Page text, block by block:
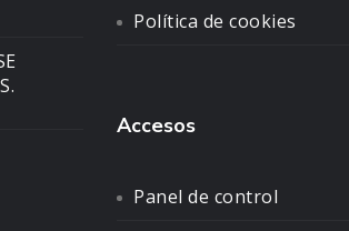
Política de cookies
Accesos
Panel de control